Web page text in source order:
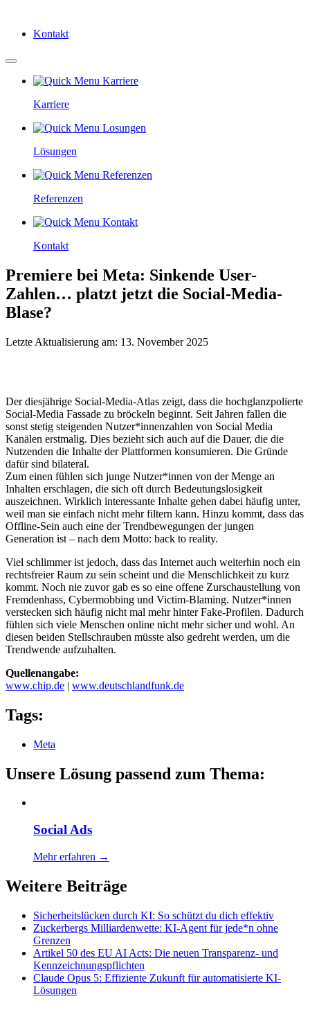
Kontakt
Karriere
Lösungen
Referenzen
Kontakt
Premiere bei Meta: Sinkende User-
Zahlen… platzt jetzt die Social-Media-
Blase?
Letzte Aktualisierung am: 13. November 2025
Der diesjährige Social-Media-Atlas zeigt, dass die hochglanzpolierte
Social-Media Fassade zu bröckeln beginnt. Seit Jahren fallen die
sonst stetig steigenden Nutzer*innenzahlen von Social Media
Kanälen erstmalig. Dies bezieht sich auch auf die Dauer, die die
Nutzenden die Inhalte der Plattformen konsumieren. Die Gründe
dafür sind bilateral.
Zum einen fühlen sich junge Nutzer*innen von der Menge an
Inhalten erschlagen, die sich oft durch Bedeutungslosigkeit
auszeichnen. Wirklich interessante Inhalte gehen dabei häufig unter,
weil man sie einfach nicht mehr filtern kann. Hinzu kommt, dass das
Offline-Sein auch eine der Trendbewegungen der jungen
Generation ist – nach dem Motto: back to reality.
Viel schlimmer ist jedoch, dass das Internet auch weiterhin noch ein
rechtsfreier Raum zu sein scheint und die Menschlichkeit zu kurz
kommt. Noch nie zuvor gab es so eine offene Zurschaustellung von
Fremdenhass, Cybermobbing und Victim-Blaming. Nutzer*innen
verstecken sich häufig nicht mal mehr hinter Fake-Profilen. Dadurch
fühlen sich viele Menschen online nicht mehr sicher und wohl. An
diesen beiden Stellschrauben müsste also gedreht werden, um die
Trendwende aufzuhalten.
Quellenangabe:
www.chip.de | www.deutschlandfunk.de
Tags:
Meta
Unsere Lösung passend zum Thema:
Social Ads
Mehr erfahren →
Weitere Beiträge
Sicherheitslücken durch KI: So schützt du dich effektiv
Zuckerbergs Milliardenwette: KI-Agent für jede*n ohne
Grenzen
Artikel 50 des EU AI Acts: Die neuen Transparenz- und
Kennzeichnungspflichten
Claude Opus 5: Effiziente Zukunft für automatisierte KI-
Lösungen